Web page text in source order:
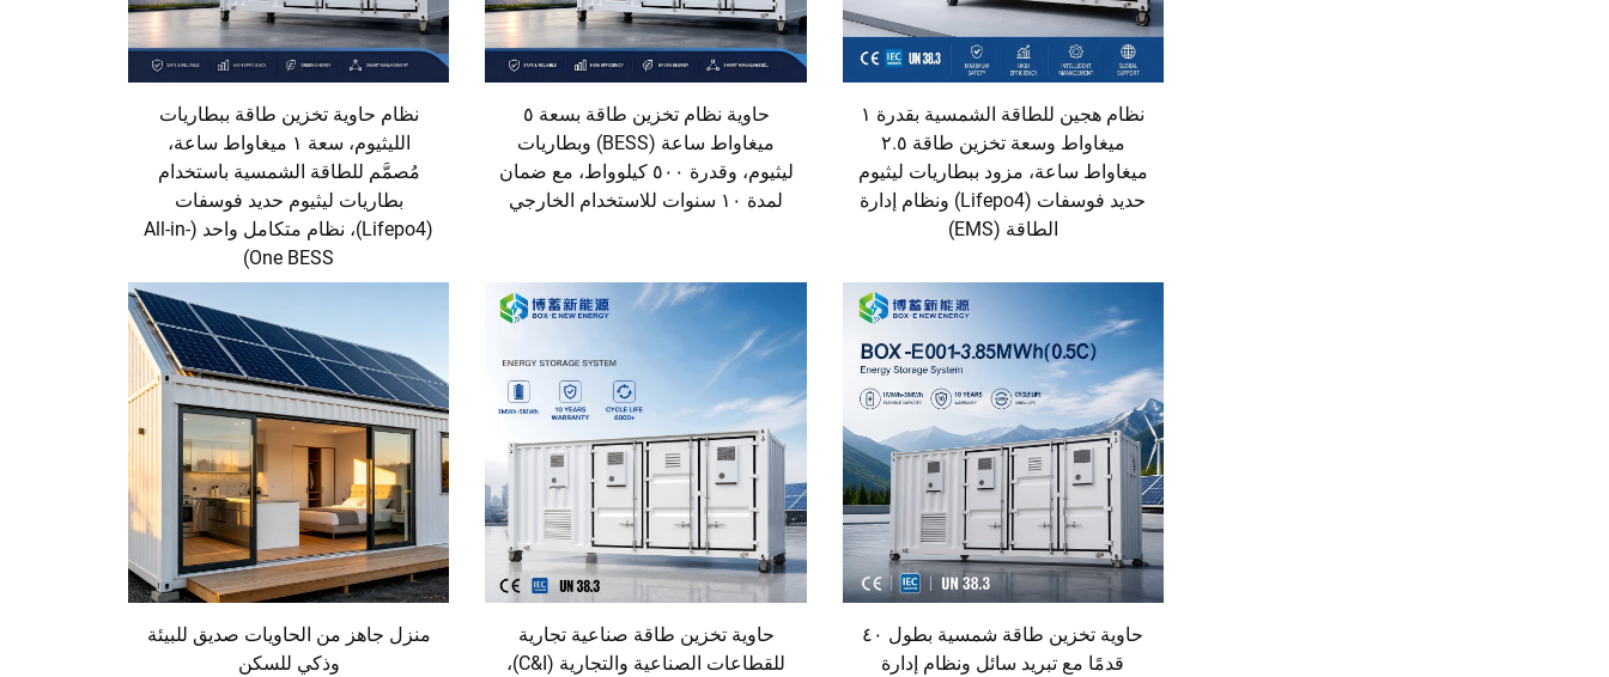
نظام هجين للطاقة الشمسية بقدرة ١
ميغاواط وسعة تخزين طاقة ٢.٥
ميغاواط ساعة، مزود ببطاريات ليثيوم
حديد فوسفات (Lifepo4) ونظام إدارة
الطاقة (EMS)
حاوية نظام تخزين طاقة بسعة ٥
ميغاواط ساعة (BESS) وبطاريات
ليثيوم، وقدرة ٥٠٠ كيلوواط، مع ضمان
لمدة ١٠ سنوات للاستخدام الخارجي
نظام حاوية تخزين طاقة ببطاريات
الليثيوم، سعة ١ ميغاواط ساعة،
مُصمَّم للطاقة الشمسية باستخدام
بطاريات ليثيوم حديد فوسفات
(Lifepo4)، نظام متكامل واحد (All-in-
One BESS)
حاوية تخزين طاقة شمسية بطول ٤٠
قدمًا مع تبريد سائل ونظام إدارة
حاوية تخزين طاقة صناعية تجارية
للقطاعات الصناعية والتجارية (C&I)،
منزل جاهز من الحاويات صديق للبيئة
وذكي للسكن